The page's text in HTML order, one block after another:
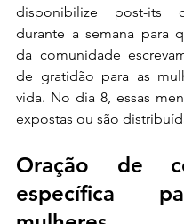
disponibilize post-its
durante a semana para
da comunidade
de gratidão para as
vida. No dia 8, essas
expostas ou são
Oração de
específica